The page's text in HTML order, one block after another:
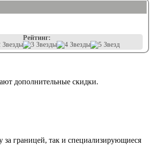
Рейтинг:
дополнительные скидки.
за границей, так и специализирующиеся